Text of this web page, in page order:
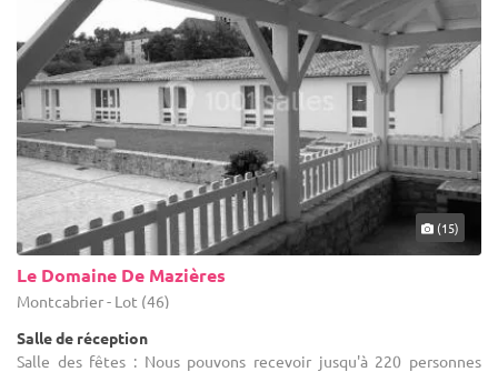
(15)
Le Domaine De Mazières
Montcabrier - Lot (46)
Salle de réception
Salle des fêtes : Nous pouvons recevoir jusqu'à 220 personnes